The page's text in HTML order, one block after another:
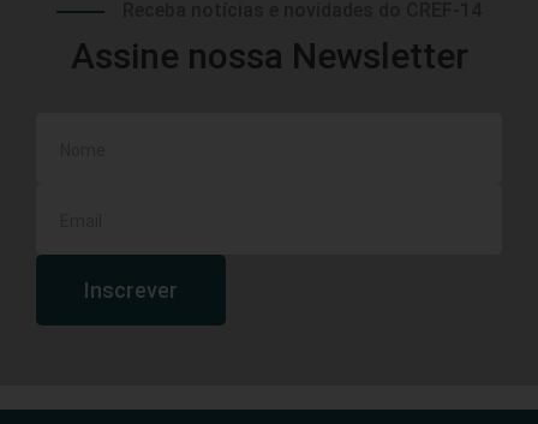
Assine nossa Newsletter
Inscrever